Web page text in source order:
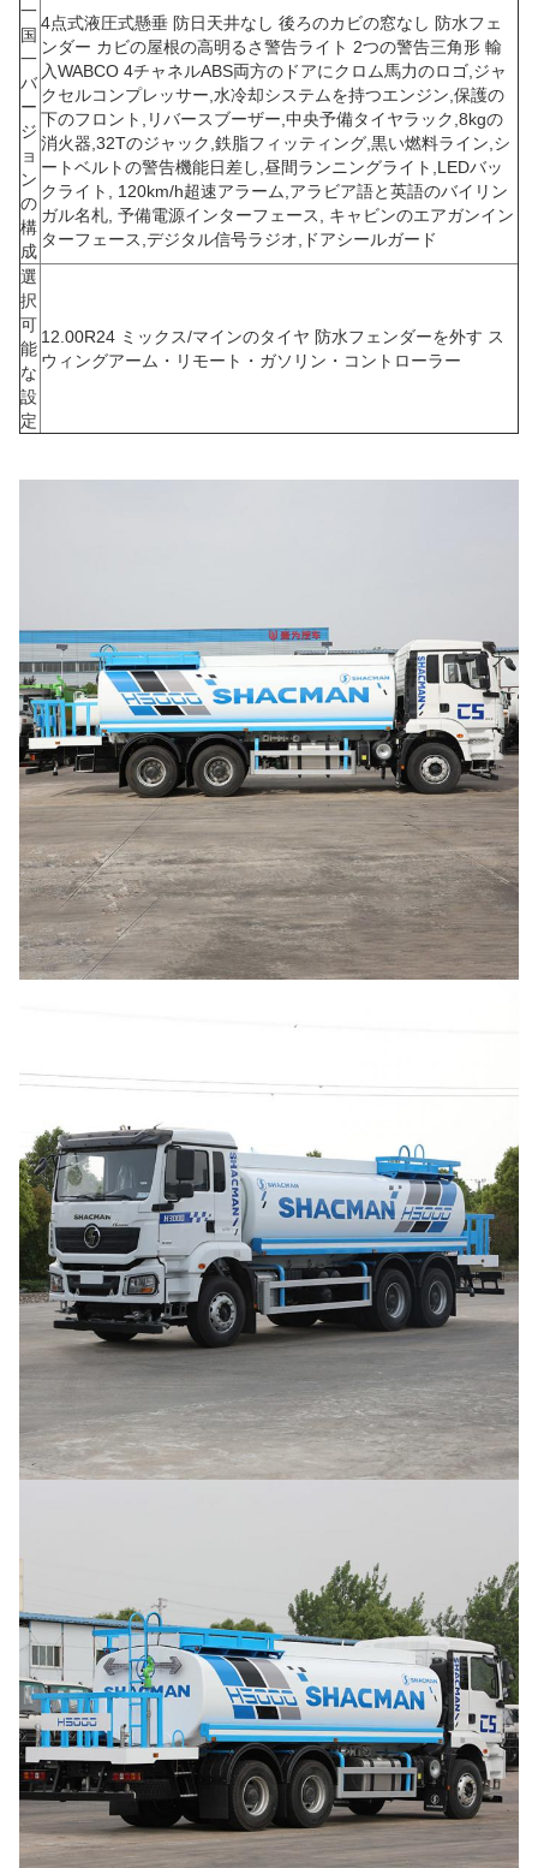
一
国
一
バ
ー
ジ
ョ
ン
の
構
成
4点式液圧式懸垂 防日天井なし 後ろのカビの窓なし 防水フェ
ンダー カビの屋根の高明るさ警告ライト 2つの警告三角形 輸
入WABCO 4チャネルABS両方のドアにクロム馬力のロゴ,ジャ
クセルコンプレッサー,水冷却システムを持つエンジン,保護の
下のフロント,リバースブーザー,中央予備タイヤラック,8kgの
消火器,32Tのジャック,鉄脂フィッティング,黒い燃料ライン,シ
ートベルトの警告機能日差し,昼間ランニングライト,LEDバッ
クライト, 120km/h超速アラーム,アラビア語と英語のバイリン
ガル名札, 予備電源インターフェース, キャビンのエアガンイン
ターフェース,デジタル信号ラジオ,ドアシールガード
選
択
可
能
な
設
定
12.00R24 ミックス/マインのタイヤ 防水フェンダーを外す ス
ウィングアーム・リモート・ガソリン・コントローラー